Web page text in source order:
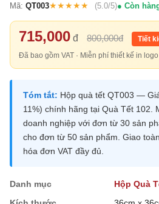
Mã: QT003★★★★★ (5.0/5) Còn
715,000 đ 800,000đ
Tiết
Đã bao gồm VAT · Miễn phí thiết kế in
Tóm tắt: Hộp quà tết QT003 —
11%) chính hãng tại Quà Tết 102.
doanh nghiệp với đơn từ 30 sản
cho đơn từ 50 sản phẩm. Giao
hóa đơn VAT đầy đủ.
Danh mục
Hộp Quà